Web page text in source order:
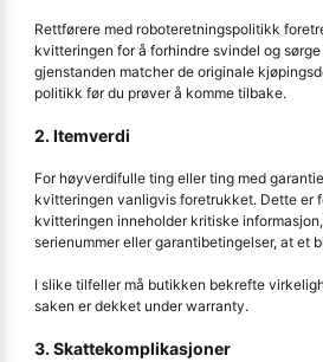
Rettførere med roboteretningspolitikk
kvitteringen for å forhindre svindel og
gjenstanden matcher de originale
politikk før du prøver å komme tilbake.
2. Itemverdi
For høyverdifulle ting eller ting med
kvitteringen vanligvis foretrukket. Dette er
kvitteringen inneholder kritiske
serienummer eller garantibetingelser, at et
I slike tilfeller må butikken bekrefte
saken er dekket under warranty.
3. Skattekomplikasjoner